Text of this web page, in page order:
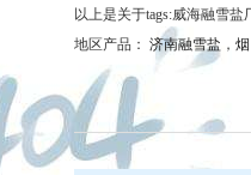
以上是关于tags:威海融雪
地区产品： 济南融雪盐 ，